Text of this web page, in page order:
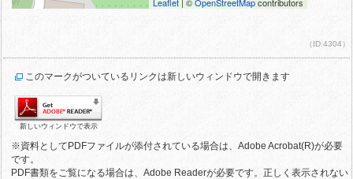
（ID:4304）
このマークがついているリンクは新しいウィンドウで開きます
新しいウィンドウで表示
※資料としてPDFファイルが添付されている場合は、Adobe Acrobat(R)が必要
です。
PDF書類をご覧になる場合は、Adobe Readerが必要です。正しく表示されない